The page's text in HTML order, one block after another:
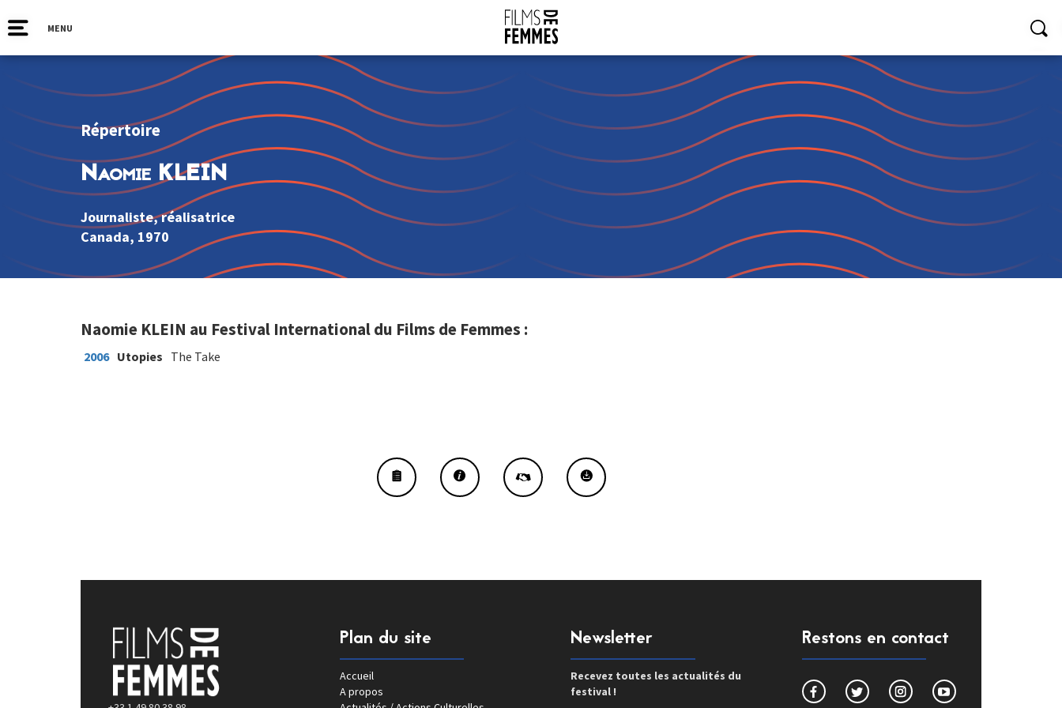
MENU
Répertoire
Naomie KLEIN
Journaliste, réalisatrice
Canada, 1970
Naomie KLEIN au Festival International du Films de Femmes :
2006 Utopies The Take
Plan du site
Accueil
A propos
Newsletter
Recevez toutes les actualités du
festival !
Restons en contact